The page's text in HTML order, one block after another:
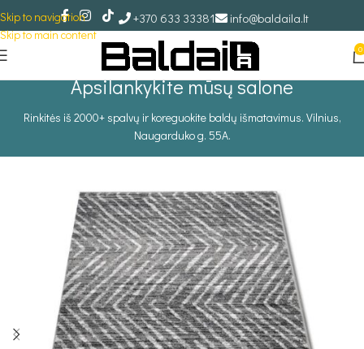
Skip to navigation
Skip to main content
+370 633 33381 info@baldaila.lt
0
Apsilankykite mūsų salone
Rinkitės iš 2000+ spalvų ir koreguokite baldų išmatavimus. Vilnius,
Naugarduko g. 55A.